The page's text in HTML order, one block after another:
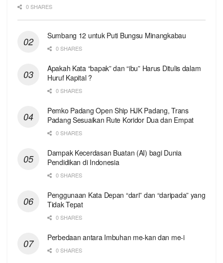
0 SHARES
Sumbang 12 untuk Puti Bungsu Minangkabau
0 SHARES
Apakah Kata “bapak” dan “ibu” Harus Ditulis dalam
Huruf Kapital ?
0 SHARES
Pemko Padang Open Ship HJK Padang, Trans
Padang Sesuaikan Rute Koridor Dua dan Empat
0 SHARES
Dampak Kecerdasan Buatan (AI) bagi Dunia
Pendidikan di Indonesia
0 SHARES
Penggunaan Kata Depan “dari” dan “daripada” yang
Tidak Tepat
0 SHARES
Perbedaan antara Imbuhan me-kan dan me-i
0 SHARES